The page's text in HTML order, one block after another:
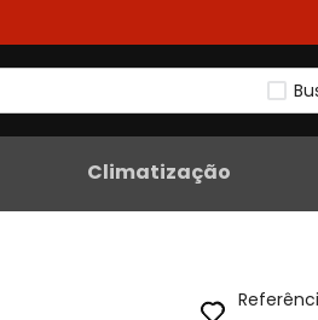
Climatização